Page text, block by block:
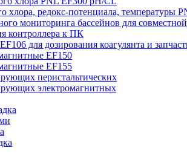
хлора, редокс-потенциала, температуры
мониторинга бассейнов для
контроллера к ПК
для дозирования коагулянта и
EF150
EF155
перистальтических
электромагнитных